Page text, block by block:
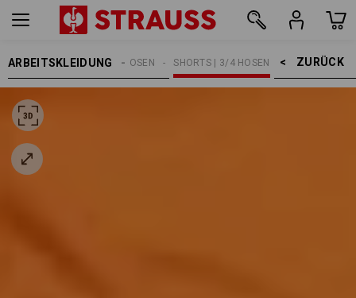
ARBEITSKLEIDUNG ZURÜCK    >
SHORTS | 3/4 HOSEN
ARBEITSHOSEN
HERREN